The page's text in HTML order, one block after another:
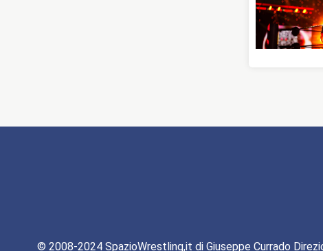
© 2008-2024 SpazioWrestling,it di Giuseppe Currado